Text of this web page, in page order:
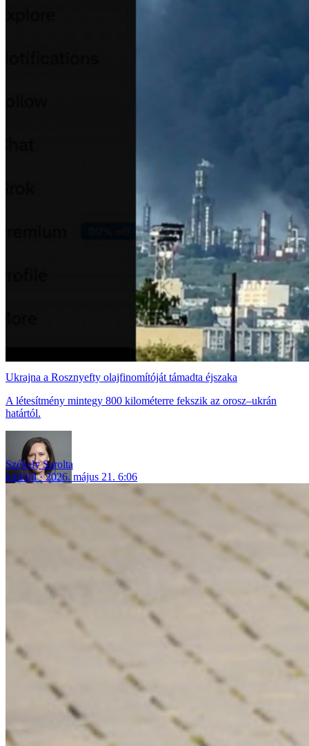
Ukrajna a Rosznyefty olajfinomítóját támadta éjszaka
A létesítmény mintegy 800 kilométerre fekszik az orosz–ukrán
határtól.
Székely Sarolta
külföld
2026. május 21. 6:06